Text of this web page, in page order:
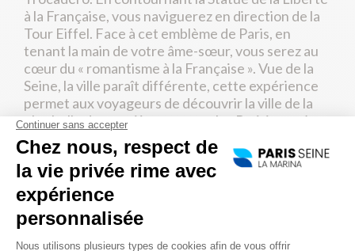
à la Française, vous naviguerez en direction de la
Tour Eiffel. Face à cet emblème de Paris, en
tenant la main de votre âme-sœur, vous serez au
cœur du « romantisme à la Française ». Vue de la
Seine, la ville paraît différente, cette expérience
permet aux voyageurs de découvrir la ville de la
plus belle des manières et pour les Parisiens, c’est
un moment unique pour admirer la capitale sous
un nouvel angle.
PROFITEZ D’UN REPAS
D’EXCEPTION